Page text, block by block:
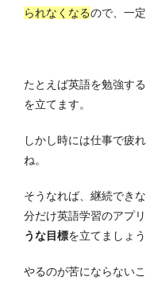
られなくなるので、一
たとえば英語を勉強す
を立てます。
しかし時には仕事で疲
ね。
そうなれば、継続でき
分だけ英語学習のアプ
うな目標を立てましょう
やるのが苦にならない